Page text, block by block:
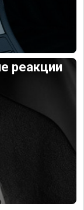
реакции